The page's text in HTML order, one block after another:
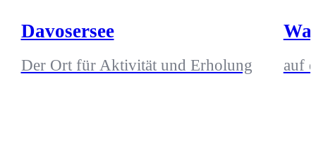
Davosersee
Der Ort für Aktivität und Erholung auf